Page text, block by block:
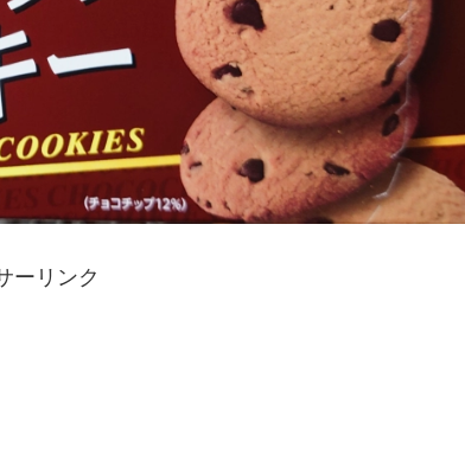
ーリンク